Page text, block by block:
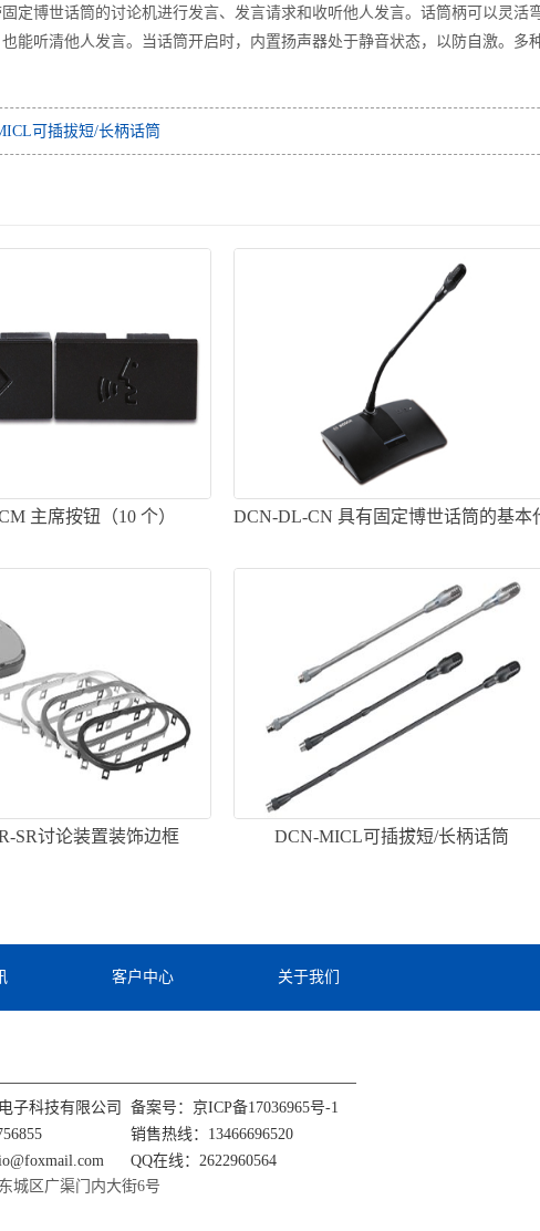
定博世话筒的讨论机进行发言、发言请求和收听他人发言。话筒柄可以灵活
能听清他人发言。当话筒开启时，内置扬声器处于静音状态，以防自激。多
可插拔短/长柄话筒
主席按钮（10 个）
DCN-DL-CN 具有固定博世话筒的基本
SR讨论装置装饰边框 DCN-MICL可插拔短/长柄话筒
客户中心 关于我们
子科技有限公司 备案号： 京ICP备17036965号-1
销售热线：13466696520
QQ在线：2622960564
城区广渠门内大街6号